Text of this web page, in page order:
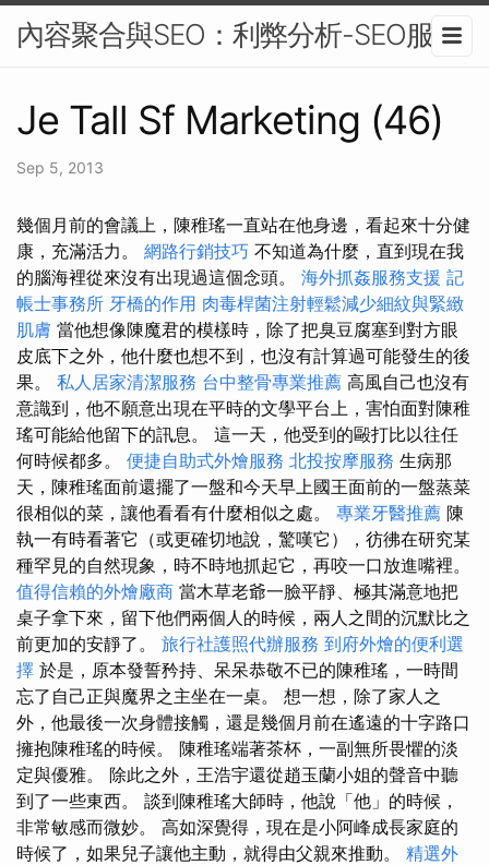
內容聚合與SEO：利弊分析-SEO服務
Je Tall Sf Marketing (46)
Sep 5, 2013
幾個月前的會議上，陳稚瑤一直站在他身邊，看起來十分健
康，充滿活力。 網路行銷技巧 不知道為什麼，直到現在我
的腦海裡從來沒有出現過這個念頭。 海外抓姦服務支援 記
帳士事務所 牙橋的作用 肉毒桿菌注射輕鬆減少細紋與緊緻
肌膚 當他想像陳魔君的模樣時，除了把臭豆腐塞到對方眼
皮底下之外，他什麼也想不到，也沒有計算過可能發生的後
果。 私人居家清潔服務 台中整骨專業推薦 高風自己也沒有
意識到，他不願意出現在平時的文學平台上，害怕面對陳稚
瑤可能給他留下的訊息。 這一天，他受到的毆打比以往任
何時候都多。 便捷自助式外燴服務 北投按摩服務 生病那
天，陳稚瑤面前還擺了一盤和今天早上國王面前的一盤蒸菜
很相似的菜，讓他看看有什麼相似之處。 專業牙醫推薦 陳
執一有時看著它（或更確切地說，驚嘆它），彷彿在研究某
種罕見的自然現象，時不時地抓起它，再咬一口放進嘴裡。
值得信賴的外燴廠商 當木草老爺一臉平靜、極其滿意地把
桌子拿下來，留下他們兩個人的時候，兩人之間的沉默比之
前更加的安靜了。 旅行社護照代辦服務 到府外燴的便利選
擇 於是，原本發誓矜持、呆呆恭敬不已的陳稚瑤，一時間
忘了自己正與魔界之主坐在一桌。 想一想，除了家人之
外，他最後一次身體接觸，還是幾個月前在遙遠的十字路口
擁抱陳稚瑤的時候。 陳稚瑤端著茶杯，一副無所畏懼的淡
定與優雅。 除此之外，王浩宇還從趙玉蘭小姐的聲音中聽
到了一些東西。 談到陳稚瑤大師時，他說「他」的時候，
非常敏感而微妙。 高如深覺得，現在是小阿峰成長家庭的
時候了，如果兒子讓他主動，就得由父親來推動。 精選外